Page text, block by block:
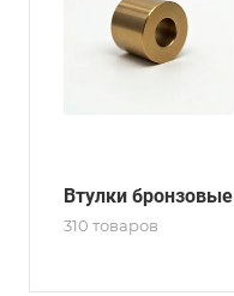
Втулки бронзовые
310 товаров